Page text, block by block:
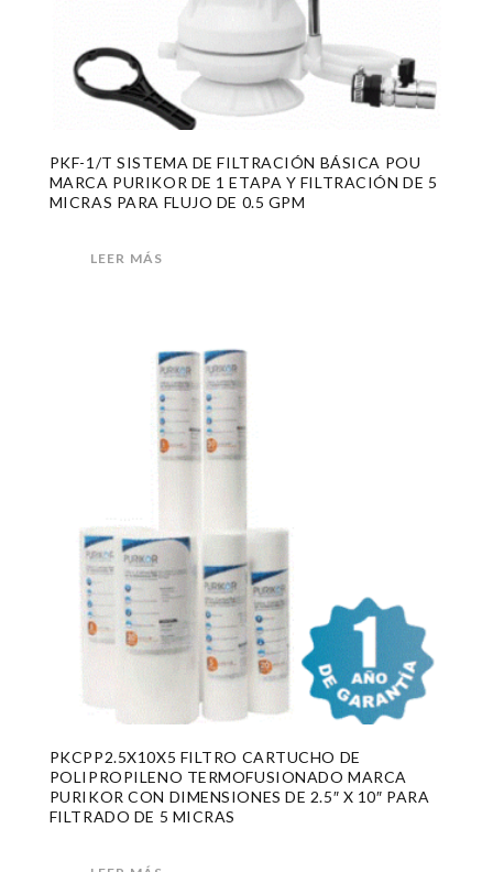
PKF-1/T SISTEMA DE FILTRACIÓN BÁSICA POU
MARCA PURIKOR DE 1 ETAPA Y FILTRACIÓN DE 5
MICRAS PARA FLUJO DE 0.5 GPM
LEER MÁS
PKCPP2.5X10X5 FILTRO CARTUCHO DE
POLIPROPILENO TERMOFUSIONADO MARCA
PURIKOR CON DIMENSIONES DE 2.5″ X 10″ PARA
FILTRADO DE 5 MICRAS